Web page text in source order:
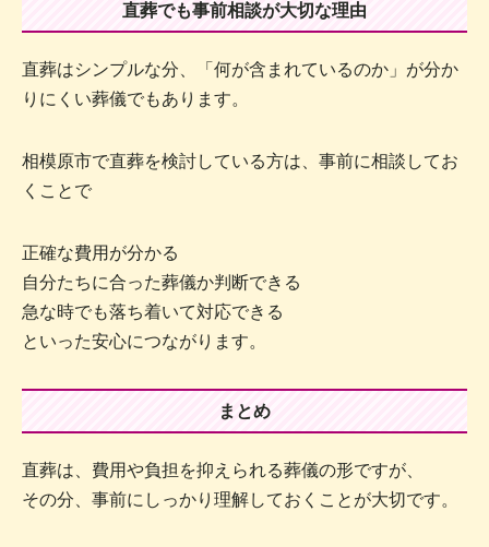
直葬でも事前相談が大切な理由
直葬はシンプルな分、「何が含まれているのか」が分か
りにくい葬儀でもあります。
相模原市で直葬を検討している方は、事前に相談してお
くことで
正確な費用が分かる
自分たちに合った葬儀か判断できる
急な時でも落ち着いて対応できる
といった安心につながります。
まとめ
直葬は、費用や負担を抑えられる葬儀の形ですが、
その分、事前にしっかり理解しておくことが大切です。